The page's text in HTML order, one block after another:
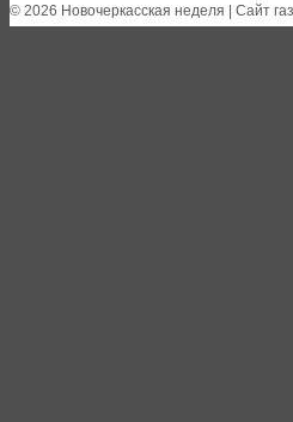
© 2026 Новочеркасская неделя | Сайт